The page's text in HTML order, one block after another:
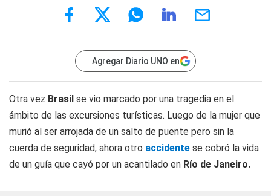
Agregar Diario UNO en
Otra vez Brasil se vio marcado por una tragedia en el
ámbito de las excursiones turísticas. Luego de la mujer que
murió al ser arrojada de un salto de puente pero sin la
cuerda de seguridad, ahora otro accidente se cobró la vida
de un guía que cayó por un acantilado en Río de Janeiro.